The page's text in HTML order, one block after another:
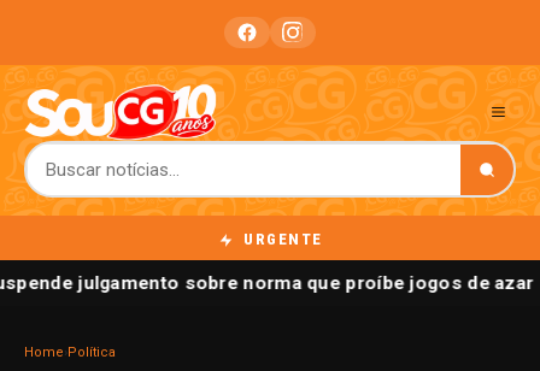
URGENTE
julgamento sobre norma que proíbe jogos de azar
Home Política